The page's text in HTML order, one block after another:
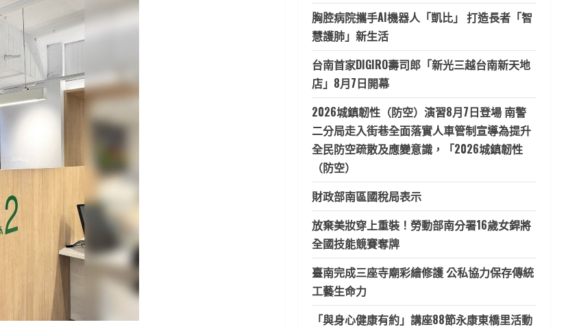
胸腔病院攜手AI機器人「凱比」 打造長者「智
慧護肺」新生活
台南首家DIGIRO壽司郎「新光三越台南新天地
店」8月7日開幕
2026城鎮韌性（防空）演習8月7日登場 南警
二分局走入街巷全面落實人車管制宣導為提升
全民防空疏散及應變意識，「2026城鎮韌性
（防空）
財政部南區國稅局表示
放棄美妝穿上重裝！勞動部南分署16歲女銲將
全國技能競賽奪牌
臺南完成三座寺廟彩繪修護 公私協力保存傳統
工藝生命力
「與身心健康有約」講座88節永康東橋里活動